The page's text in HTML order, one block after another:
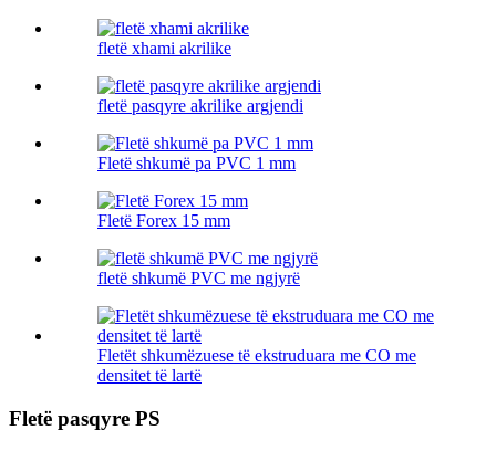
fletë xhami akrilike
fletë pasqyre akrilike argjendi
Fletë shkumë pa PVC 1 mm
Fletë Forex 15 mm
fletë shkumë PVC me ngjyrë
Fletët shkumëzuese të ekstruduara me CO me
densitet të lartë
Fletë pasqyre PS